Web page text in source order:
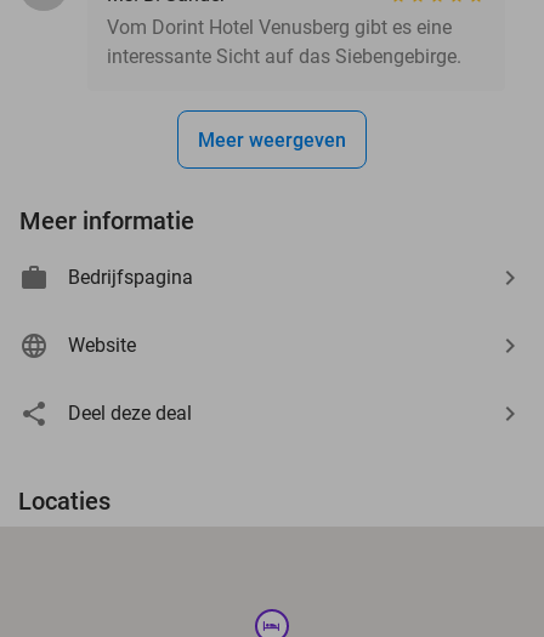
Vom Dorint Hotel Venusberg gibt es eine
interessante Sicht auf das Siebengebirge.
Meer weergeven
Meer informatie
Bedrijfspagina
Website
Deel deze deal
Locaties
hotel